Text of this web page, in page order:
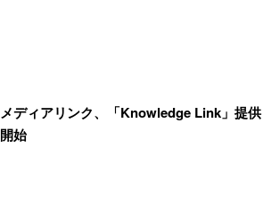
メディアリンク、「Knowledge Link」提供
開始